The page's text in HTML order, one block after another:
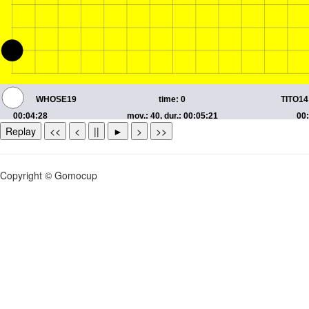
Replay << < || ► > >>
Copyright © Gomocup